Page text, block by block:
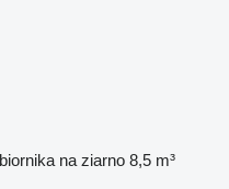
na ziarno 8,5 m³